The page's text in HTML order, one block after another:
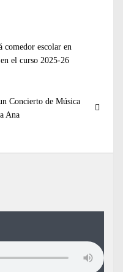
comedor escolar en
el curso 2025-26
Concierto de Música
Ana